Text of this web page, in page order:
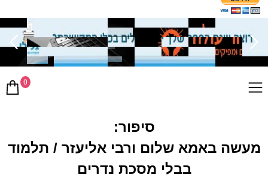
0
סיפור:
מעשה באמא שלום ורבי אליעזר / תלמוד
בבלי מסכת נדרים